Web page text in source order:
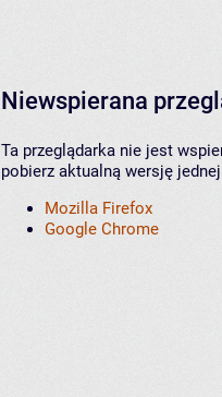
Niewspierana
Ta przeglądarka nie jest
pobierz aktualną wersję
Mozilla Firefox
Google Chrome